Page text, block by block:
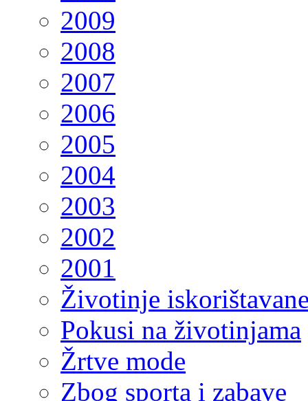
2009
2008
2007
2006
2005
2004
2003
2002
2001
Životinje
Pokusi na životinjama
Žrtve mode
Zbog sporta i zabave